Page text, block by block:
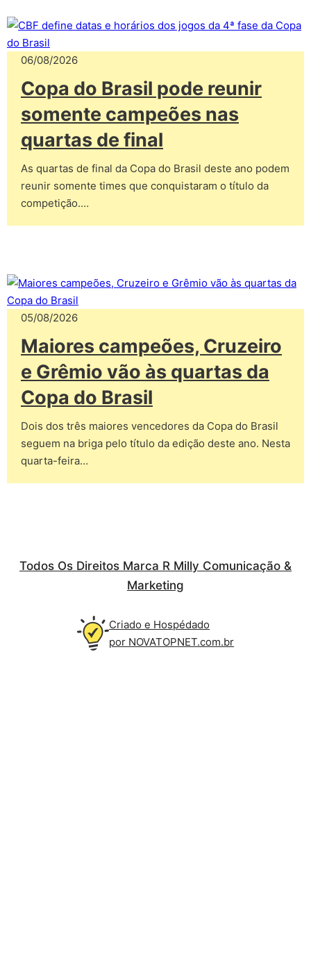
06/08/2026
Copa do Brasil pode reunir
somente campeões nas
quartas de final
As quartas de final da Copa do Brasil deste ano podem
reunir somente times que conquistaram o título da
competição.…
05/08/2026
Maiores campeões, Cruzeiro
e Grêmio vão às quartas da
Copa do Brasil
Dois dos três maiores vencedores da Copa do Brasil
seguem na briga pelo título da edição deste ano. Nesta
quarta-feira…
Todos Os Direitos Marca R Milly Comunicação &
Marketing
Criado e Hospédado
por NOVATOPNET.com.br